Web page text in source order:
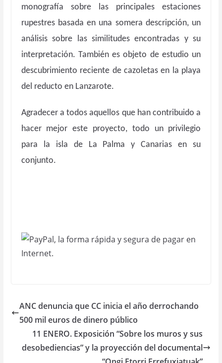
monografía sobre las principales estaciones
rupestres basada en una somera descripción, un
análisis sobre las similitudes encontradas y su
interpretación. También es objeto de estudio un
descubrimiento reciente de cazoletas en la playa
del reducto en Lanzarote.
Agradecer a todos aquellos que han contribuido a
hacer mejor este proyecto, todo un privilegio
para la isla de La Palma y Canarias en su
conjunto.
ANC denuncia que CC inicia el año derrochando
500 mil euros de dinero público
11 ENERO. Exposición “Sobre los muros y sus
desobediencias” y la proyección del documental